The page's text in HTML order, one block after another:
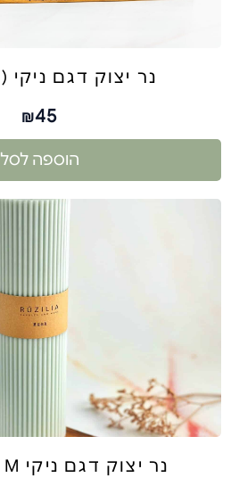
נר יצוק דגם ניקי (120 גרם)
₪45
הוספה לסל
נר יצוק דגם ניקי M (230 גרם)